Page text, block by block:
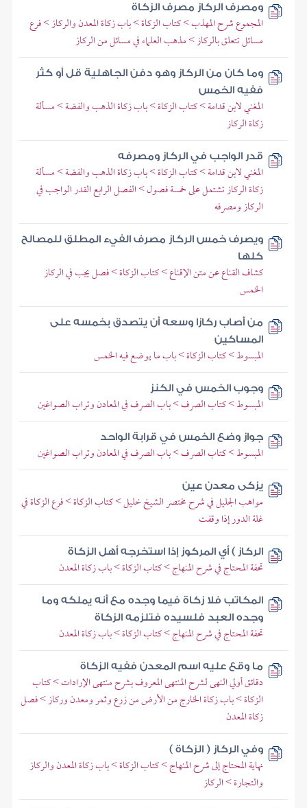
ومصرف الركاز مصرف الزكاة
المجموع شرح المهذب > كتاب الزكاة > باب زكاة المعدن والركاز > فرع
مسائل تتعلق بالركاز > مذهب العلماء في مسائل من الركاز
وما كان من الركاز وهو دفن الجاهلية قل أو كثر
ففيه الخمس
المغني لابن قدامة > كتاب الزكاة > باب زكاة الذهب والفضة > مسألة
زكاة الركاز
قدر الواجب في الركاز ومصرفه
المغني لابن قدامة > كتاب الزكاة > باب زكاة الذهب والفضة > مسألة
زكاة الركاز تشتمل على خمسة فصول > الفصل الرابع القدر الواجب في
الركاز ومصرفه
ويصرف خمس الركاز مصرف الفيء المطلق للمصالح
كلها
كشاف القناع عن متن الإقناع > كتاب الزكاة > فصل يجب في الركاز
الخمس
من أصاب ركازا وسعه أن يتصدق بخمسه على
المساكين
المبسوط > كتاب الزكاة > باب ما يوضع فيه الخمس
وجوب الخمس في الكنز
المبسوط > كتاب الصرف > باب الصرف في المعادن وتراب الصواغين
جواز وضع الخمس في قرابة الواحد
المبسوط > كتاب الصرف > باب الصرف في المعادن وتراب الصواغين
يزكى معدن عين
مواهب الجليل في شرح مختصر الشيخ خليل > كتاب الزكاة > فرع الزكاة في
غلة الدور إذا وقفت
الركاز ) أي المركوز إذا استخرجه أهل الزكاة
تحفة المحتاج في شرح المنهاج > كتاب الزكاة > باب زكاة المعدن
المكاتب فلا زكاة فيما وجده مع أنه يملكه وما
وجده العبد فلسيده فتلزمه الزكاة
تحفة المحتاج في شرح المنهاج > كتاب الزكاة > باب زكاة المعدن
ما وقع عليه اسم المعدن ففيه الزكاة
دقائق أولي النهى لشرح المنتهى المعروف بشرح منتهى الإرادات > كتاب
الزكاة > باب زكاة الخارج من الأرض من زرع وثمر ومعدن وركاز > فصل
زكاة المعدن
وفي الركاز ( الزكاة )
نهاية المحتاج إلى شرح المنهاج > كتاب الزكاة > باب زكاة المعدن والركاز
والتجارة > الركاز